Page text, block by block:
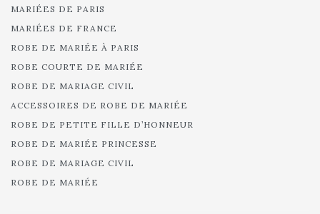
MARIÉES DE PARIS
MARIÉES DE FRANCE
ROBE DE MARIÉE À PARIS
ROBE COURTE DE MARIÉE
ROBE DE MARIAGE CIVIL
ACCESSOIRES DE ROBE DE MARIÉE
ROBE DE PETITE FILLE D’HONNEUR
ROBE DE MARIÉE PRINCESSE
ROBE DE MARIAGE CIVIL
ROBE DE MARIÉE